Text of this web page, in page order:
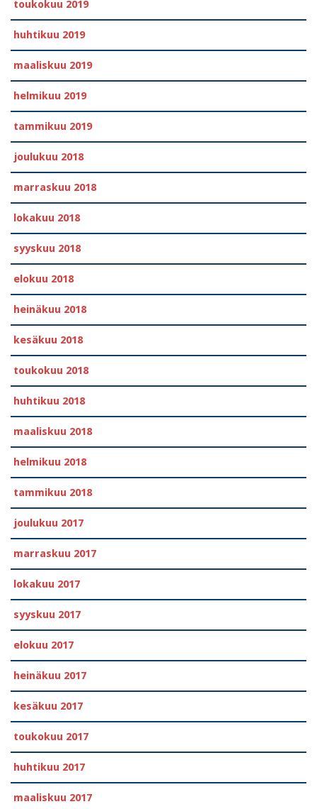
toukokuu 2019
huhtikuu 2019
maaliskuu 2019
helmikuu 2019
tammikuu 2019
joulukuu 2018
marraskuu 2018
lokakuu 2018
syyskuu 2018
elokuu 2018
heinäkuu 2018
kesäkuu 2018
toukokuu 2018
huhtikuu 2018
maaliskuu 2018
helmikuu 2018
tammikuu 2018
joulukuu 2017
marraskuu 2017
lokakuu 2017
syyskuu 2017
elokuu 2017
heinäkuu 2017
kesäkuu 2017
toukokuu 2017
huhtikuu 2017
maaliskuu 2017